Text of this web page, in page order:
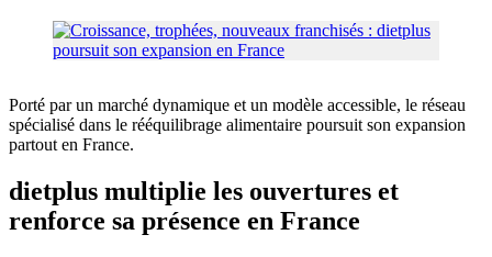
Porté par un marché dynamique et un modèle accessible, le réseau
spécialisé dans le rééquilibrage alimentaire poursuit son expansion
partout en France.
dietplus multiplie les ouvertures et
renforce sa présence en France